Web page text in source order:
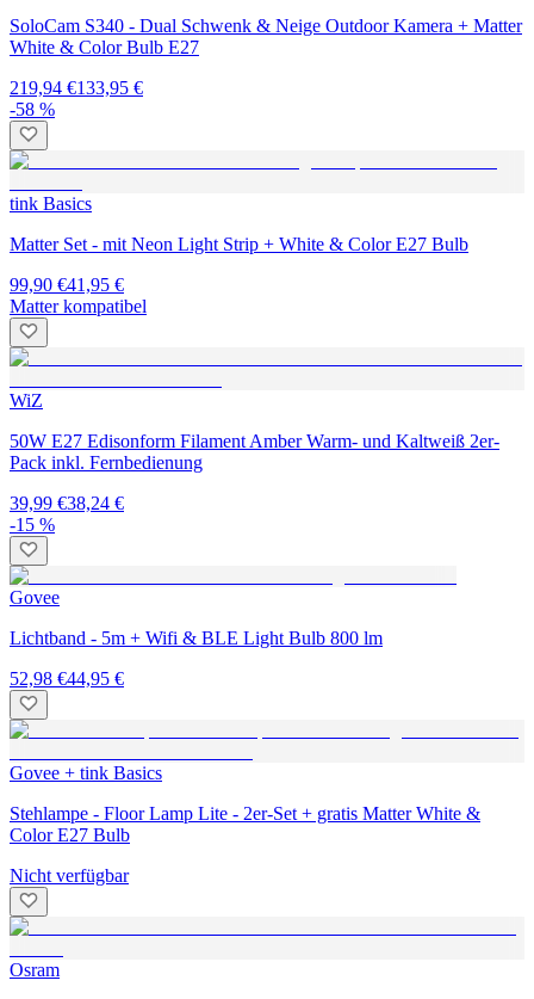
SoloCam S340 - Dual Schwenk & Neige Outdoor Kamera + Matter
White & Color Bulb E27
219,94 €133,95 €
-58 %
tink Basics
Matter Set - mit Neon Light Strip + White & Color E27 Bulb
99,90 €41,95 €
Matter kompatibel
WiZ
50W E27 Edisonform Filament Amber Warm- und Kaltweiß 2er-
Pack inkl. Fernbedienung
39,99 €38,24 €
-15 %
Govee
Lichtband - 5m + Wifi & BLE Light Bulb 800 lm
52,98 €44,95 €
Govee + tink Basics
Stehlampe - Floor Lamp Lite - 2er-Set + gratis Matter White &
Color E27 Bulb
Nicht verfügbar
Osram